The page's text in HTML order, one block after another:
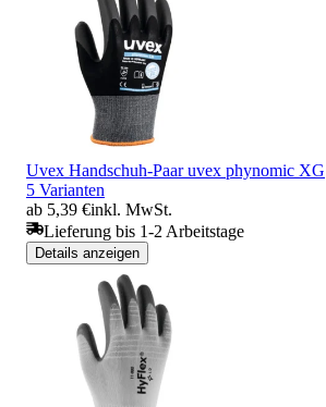
Uvex Handschuh-Paar uvex phynomic XG
5 Varianten
ab 5,39 €inkl. MwSt.
Lieferung bis 1-2 Arbeitstage
Details anzeigen